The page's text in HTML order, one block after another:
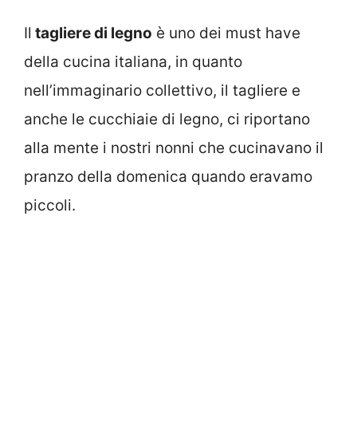
Il tagliere di legno è uno dei must have
della cucina italiana, in quanto
nell’immaginario collettivo, il tagliere e
anche le cucchiaie di legno, ci riportano
alla mente i nostri nonni che cucinavano il
pranzo della domenica quando eravamo
piccoli.